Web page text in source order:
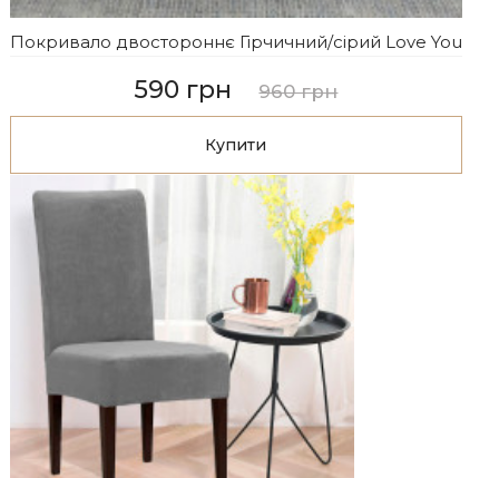
Покривало двостороннє Гірчичний/сірий Love You
590 грн 960 грн
Купити